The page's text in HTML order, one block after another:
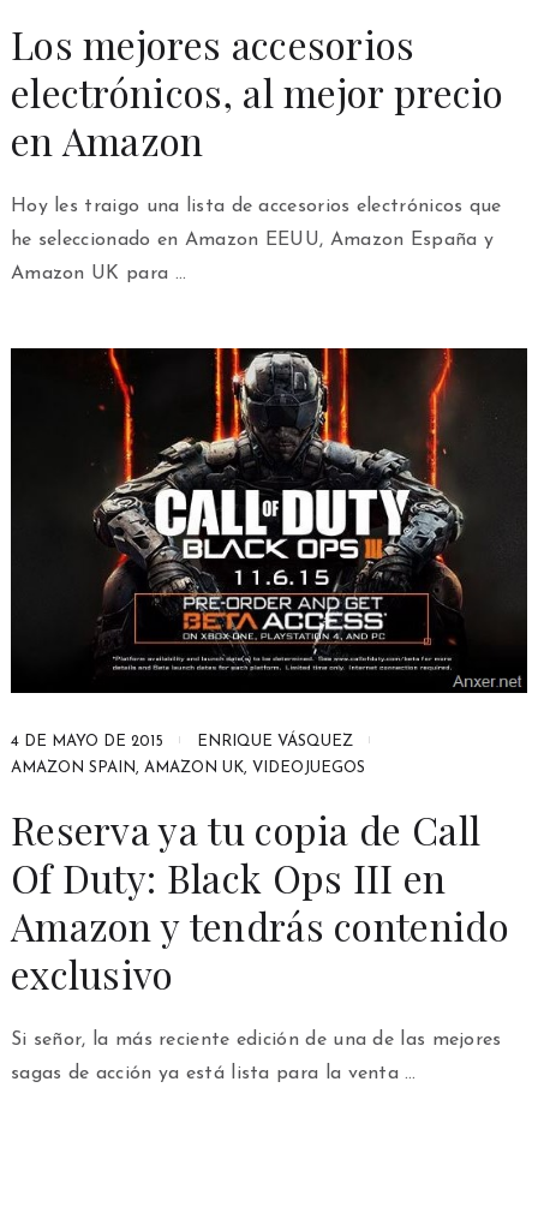
Los mejores accesorios
electrónicos, al mejor precio
en Amazon
Hoy les traigo una lista de accesorios electrónicos que
he seleccionado en Amazon EEUU, Amazon España y
Amazon UK para …
4 DE MAYO DE 2015
ENRIQUE VÁSQUEZ
AMAZON SPAIN, AMAZON UK, VIDEOJUEGOS
Reserva ya tu copia de Call
Of Duty: Black Ops III en
Amazon y tendrás contenido
exclusivo
Si señor, la más reciente edición de una de las mejores
sagas de acción ya está lista para la venta …